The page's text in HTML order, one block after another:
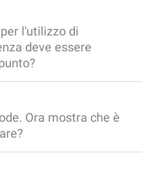
l'utilizzo di
deve essere
Ora mostra che è